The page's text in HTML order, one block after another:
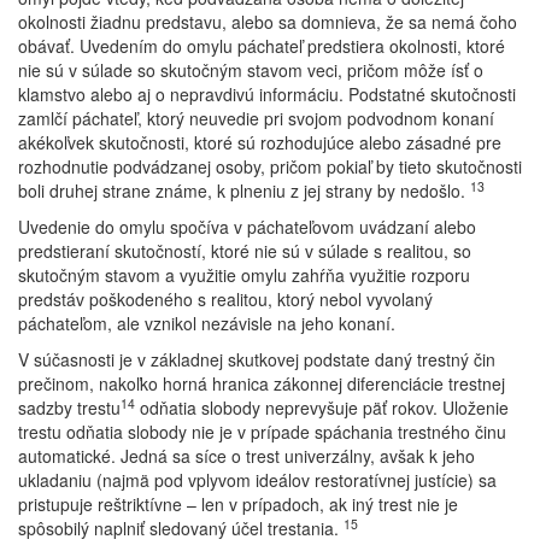
okolnosti žiadnu predstavu, alebo sa domnieva, že sa nemá čoho
obávať. Uvedením do omylu páchateľ predstiera okolnosti, ktoré
nie sú v súlade so skutočným stavom veci, pričom môže ísť o
klamstvo alebo aj o nepravdivú informáciu. Podstatné skutočnosti
zamlčí páchateľ, ktorý neuvedie pri svojom podvodnom konaní
akékoľvek skutočnosti, ktoré sú rozhodujúce alebo zásadné pre
rozhodnutie podvádzanej osoby, pričom pokiaľ by tieto skutočnosti
boli druhej strane známe, k plneniu z jej strany by nedošlo. 13
Uvedenie do omylu spočíva v páchateľovom uvádzaní alebo
predstieraní skutočností, ktoré nie sú v súlade s realitou, so
skutočným stavom a využitie omylu zahŕňa využitie rozporu
predstáv poškodeného s realitou, ktorý nebol vyvolaný
páchateľom, ale vznikol nezávisle na jeho konaní.
V súčasnosti je v základnej skutkovej podstate daný trestný čin
prečinom, nakoľko horná hranica zákonnej diferenciácie trestnej
sadzby trestu14 odňatia slobody neprevyšuje päť rokov. Uloženie
trestu odňatia slobody nie je v prípade spáchania trestného činu
automatické. Jedná sa síce o trest univerzálny, avšak k jeho
ukladaniu (najmä pod vplyvom ideálov restoratívnej justície) sa
pristupuje reštriktívne – len v prípadoch, ak iný trest nie je
spôsobilý naplniť sledovaný účel trestania. 15